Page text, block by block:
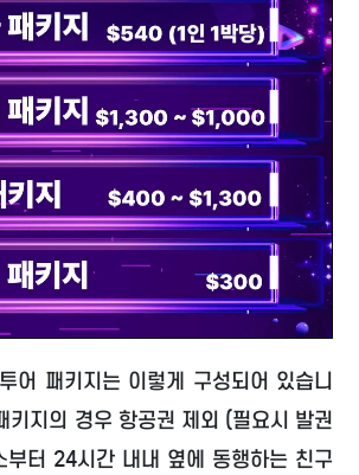
어 패키지는 이렇게 구성되어 있습니
키지의 경우 항공권 제외 (필요시 발권
부터 24시간 내내 옆에 동행하는 친구